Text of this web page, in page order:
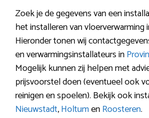
Zoek je de gegevens van een
het installeren van vloerverwarming
Hieronder tonen wij
en verwarmingsinstallateurs in
Mogelijk kunnen zij helpen met
prijsvoorstel doen (eventueel ook
reinigen en spoelen). Bekijk ook
Nieuwstadt,HoltumenRoosteren.